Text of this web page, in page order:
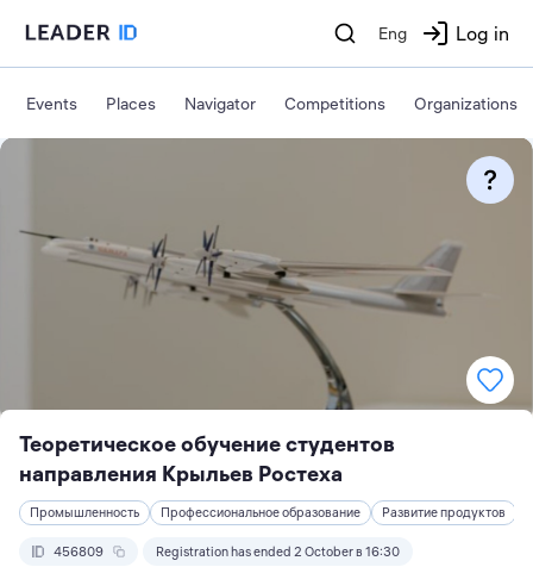
Eng Log in
Events Places Navigator Competitions Organizations
Теоретическое обучение студентов
направления Крыльев Ростеха
Промышленность Профессиональное образование Развитие продуктов
456809 Registration has ended 2 October в 16:30